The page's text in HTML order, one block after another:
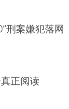
刑案嫌犯落网
正阅读